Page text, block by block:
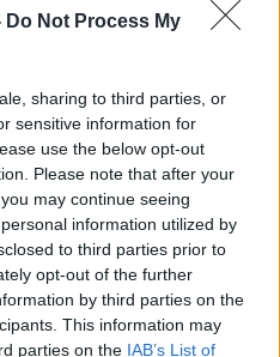
Do Not Process My
sharing to third parties, or
sensitive information for
use the below opt-out
Please note that after your
may continue seeing
information utilized by
to third parties prior to
opt-out of the further
by third parties on the
This information may
parties on the IAB’s List of
Riferendosi all’Ucraina,
Uniti e l’Europa si
la pace e hanno scelto la
hadettoOrbán.
“Abbiamo sostenuto
abbiamo resistito
ne abbiamo sopportato le
aveva costruito
svolta, passando dalla
ungherese avrebbe ripreso
successo…”,ha aggiunto.